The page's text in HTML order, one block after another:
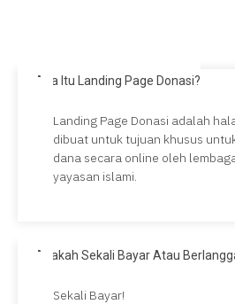
Apa Itu Landing Page Donasi?
Landing Page Donasi adalah
dibuat untuk tujuan khusus
dana secara online oleh
yayasan islami.
Apakah Sekali Bayar Atau
Sekali Bayar!